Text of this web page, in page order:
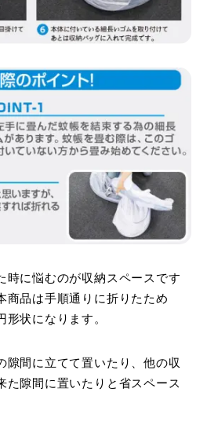
時に悩むのが収納スペースです
商品は手順通りに折りたため
形状になります。
隙間に立てて置いたり、他の収
た隙間に置いたりと省スペース